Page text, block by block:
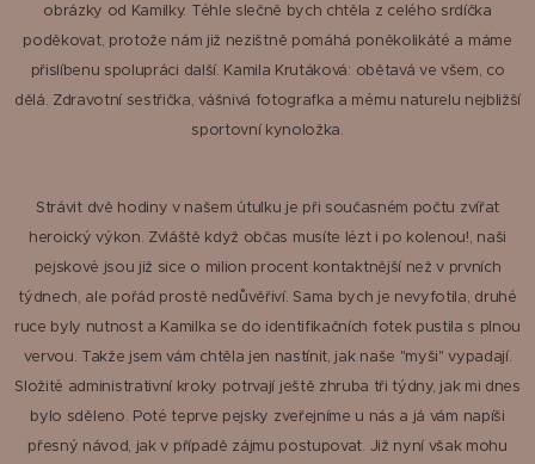
obrázky od Kamilky. Téhle slečně bych chtěla z celého srdíčka
poděkovat, protože nám již nezištně pomáhá poněkolikáté a máme
přislíbenu spolupráci další. Kamila Krutáková: obětavá ve všem, co
dělá. Zdravotní sestřička, vášnivá fotografka a mému naturelu nejbližší
sportovní kynoložka.
Strávit dvě hodiny v našem útulku je při současném počtu zvířat
heroický výkon. Zvláště když občas musíte lézt i po kolenou!, naši
pejskové jsou již sice o milion procent kontaktnější než v prvních
týdnech, ale pořád prostě nedůvěřiví. Sama bych je nevyfotila, druhé
ruce byly nutnost a Kamilka se do identifikačních fotek pustila s plnou
vervou. Takže jsem vám chtěla jen nastínit, jak naše "myši" vypadají.
Složité administrativní kroky potrvají ještě zhruba tři týdny, jak mi dnes
bylo sděleno. Poté teprve pejsky zveřejníme u nás a já vám napíši
přesný návod, jak v případě zájmu postupovat. Již nyní však mohu